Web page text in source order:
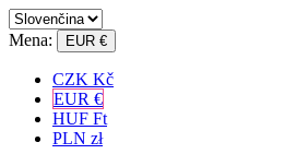
Mena: EUR €
CZK Kč
EUR €
HUF Ft
PLN zł